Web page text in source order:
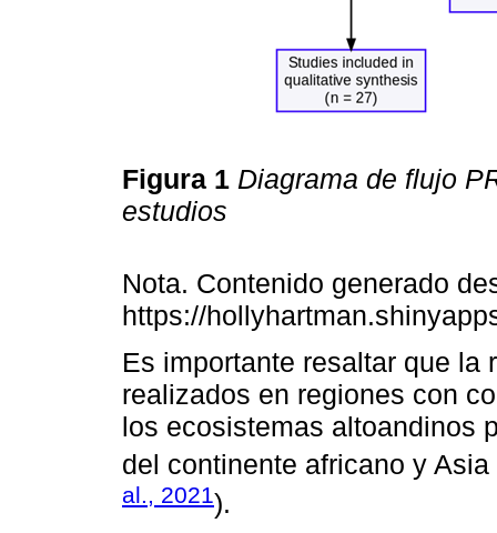
Figura 1 Diagrama de flujo
estudios
Nota. Contenido generado
https://
Es importante resaltar que
realizados en regiones con
los ecosistemas altoandinos
del continente africano y Asia
al., 2021).